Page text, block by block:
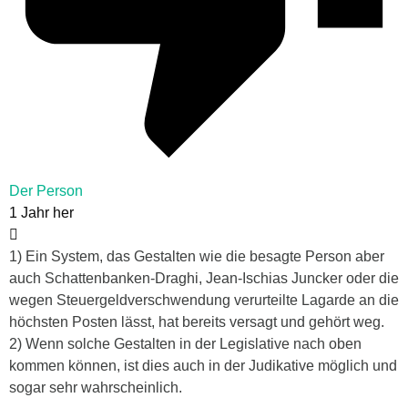
Der Person
1 Jahr her
1) Ein System, das Gestalten wie die besagte Person aber
auch Schattenbanken-Draghi, Jean-Ischias Juncker oder die
wegen Steuergeldverschwendung verurteilte Lagarde an die
höchsten Posten lässt, hat bereits versagt und gehört weg.
2) Wenn solche Gestalten in der Legislative nach oben
kommen können, ist dies auch in der Judikative möglich und
sogar sehr wahrscheinlich.